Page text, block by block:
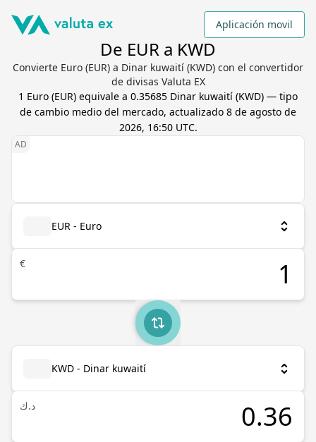
Aplicación movil
De EUR a KWD
Convierte Euro (EUR) a Dinar kuwaití (KWD) con el convertidor
de divisas Valuta EX
1 Euro (EUR) equivale a 0.35685 Dinar kuwaití (KWD) — tipo
de cambio medio del mercado, actualizado 8 de agosto de
2026, 16:50 UTC.
EUR - Euro
€
KWD - Dinar kuwaití
د.ك